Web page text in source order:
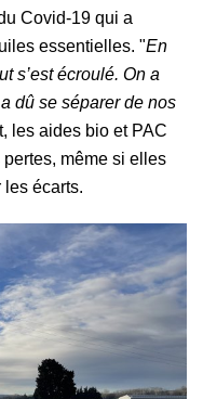
Covid-19 qui a
essentielles. "En
s’est écroulé. On a
dû se séparer de nos
les aides bio et PAC
pertes, même si elles
les écarts.